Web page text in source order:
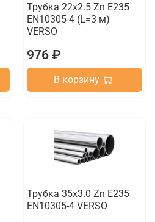
Трубка 22х2.5 Zn E235
EN10305-4 (L=3 м)
VERSO
976 ₽
В корзину
Трубка 35х3.0 Zn E235
EN10305-4 VERSO